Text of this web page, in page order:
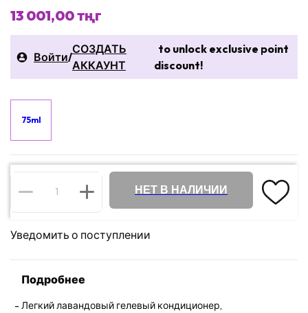
13 001,00 тңг
Войти/
СОЗДАТЬ
АККАУНТ
to unlock exclusive point
discount!
75ml
НЕТ В НАЛИЧИИ
Уведомить о поступлении
Подробнее
Легкий лавандовый гелевый кондиционер,